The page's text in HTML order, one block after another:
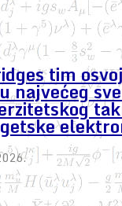
tim
najvećeg